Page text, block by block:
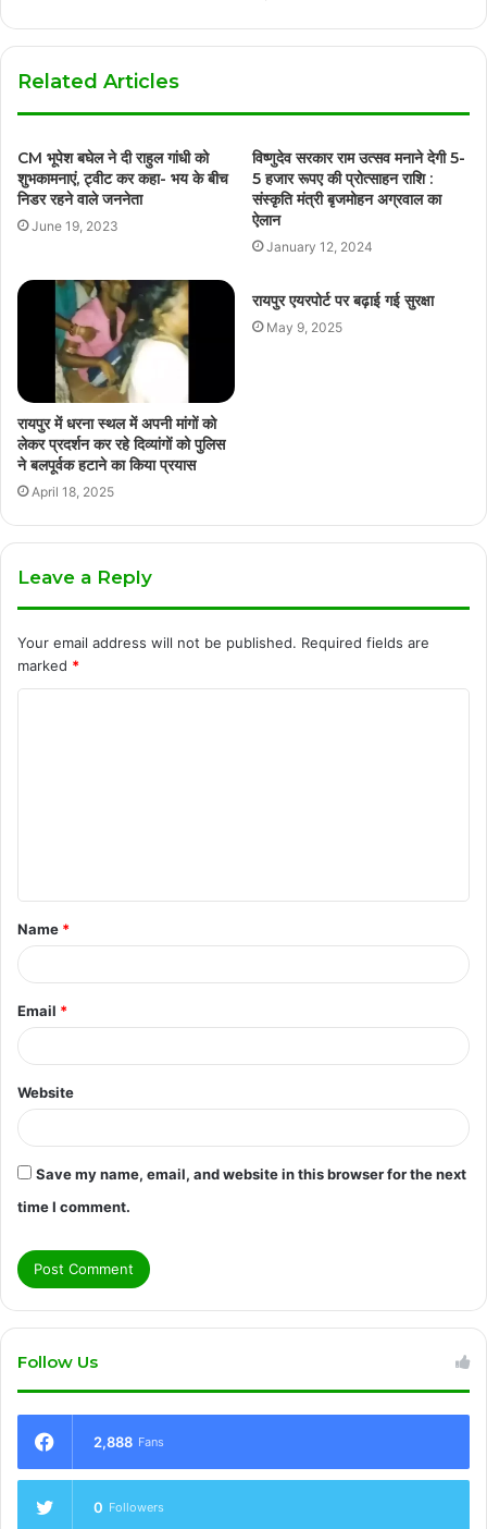
Related Articles
CM भूपेश बघेल ने दी राहुल गांधी को
शुभकामनाएं, ट्वीट कर कहा- भय के बीच
निडर रहने वाले जननेता
June 19, 2023
विष्णुदेव सरकार राम उत्सव मनाने देगी 5-
5 हजार रूपए की प्रोत्साहन राशि :
संस्कृति मंत्री बृजमोहन अग्रवाल का
ऐलान
January 12, 2024
रायपुर में धरना स्थल में अपनी मांगों को
लेकर प्रदर्शन कर रहे दिव्यांगों को पुलिस
ने बलपूर्वक हटाने का किया प्रयास
April 18, 2025
रायपुर एयरपोर्ट पर बढ़ाई गई सुरक्षा
May 9, 2025
Leave a Reply
Your email address will not be published. Required fields are
marked *
t
*
Name *
Email *
Website
Save my name, email, and website in this browser for the next
time I comment.
Follow Us
2,888 Fans
0 Followers